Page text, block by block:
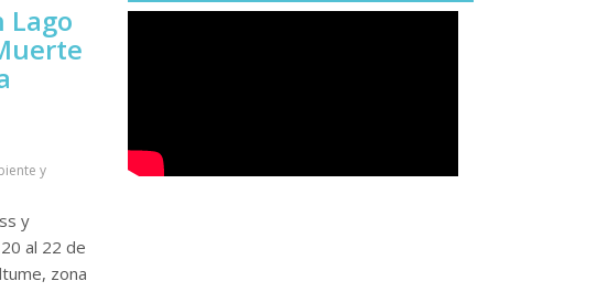
Lago
y
y
al 22 de
zona